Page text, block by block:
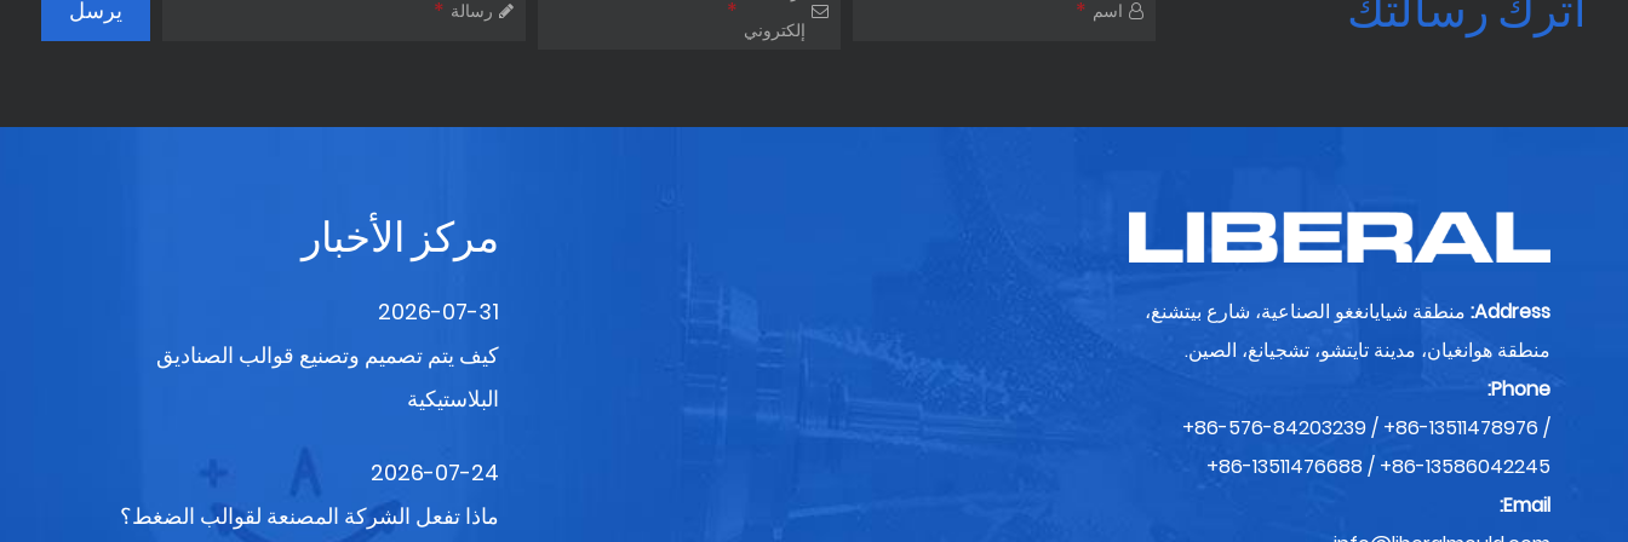
اترك رسالتك اسم *
إلكتروني
* رسالة *
Address:منطقة شيايانغغو الصناعية، شارع بيتشنغ،
منطقة هوانغيان، مدينة تايتشو، تشجيانغ، الصين.
Phone:
+86-576-84203239 / +86-13511478976 /
+86-13511476688 / +86-13586042245
Email:
مركز الأخبار
2026-07-31
كيف يتم تصميم وتصنيع قوالب الصناديق
البلاستيكية
2026-07-24
ماذا تفعل الشركة المصنعة لقوالب الضغط؟